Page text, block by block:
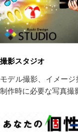
撮影スタジオ
モデル撮影、イメー
制作時に必要な写真撮